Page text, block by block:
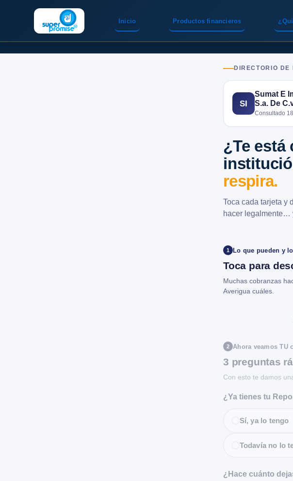
Inicio Productos financieros
DIRECTORIO DE
SI
Sumat E
S.a. De
Consultado
¿Te está
respira.
Toca cada tarjeta y
hacer legalmente…
1 Lo que pueden y
Toca para
Muchas cobranzas
Averigua cuáles.
2 Ahora veamos TU
3 preguntas
Con esto te damos
¿Ya tienes tu
Sí, ya lo tengo
Todavía no lo
¿Hace cuánto